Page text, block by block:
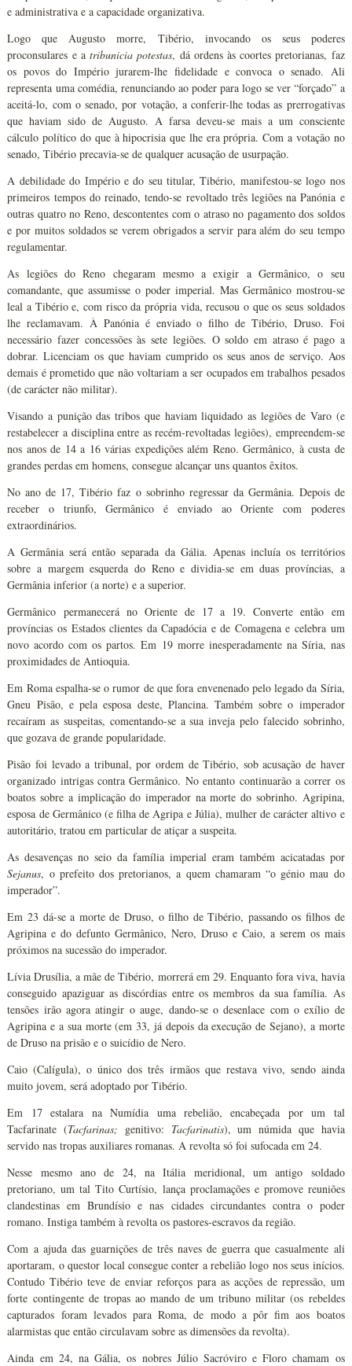
e administrativa e a capacidade organizativa.
Logo que Augusto morre, Tibério, invocando os seus poderes
proconsulares e atribunicia potestas, dá ordens às coortes pretorianas, faz
os povos do Império jurarem-lhe fidelidade e convoca o senado. Ali
representa uma comédia, renunciando ao poder para logo se ver “forçado” a
aceitá-lo, com o senado, por votação, a conferir-lhe todas as prerrogativas
que haviam sido de Augusto. A farsa deveu-se mais a um consciente
cálculo político do que à hipocrisia que lhe era própria. Com a votação no
senado, Tibério precavia-se de qualquer acusação de usurpação.
A debilidade do Império e do seu titular, Tibério, manifestou-se logo nos
primeiros tempos do reinado, tendo-se revoltado três legiões na Panónia e
outras quatro no Reno, descontentes com o atraso no pagamento dos soldos
e por muitos soldados se verem obrigados a servir para além do seu tempo
regulamentar.
As legiões do Reno chegaram mesmo a exigir a Germânico, o seu
comandante, que assumisse o poder imperial. Mas Germânico mostrou-se
leal a Tibério e, com risco da própria vida, recusou o que os seus soldados
lhe reclamavam. À Panónia é enviado o filho de Tibério, Druso. Foi
necessário fazer concessões às sete legiões. O soldo em atraso é pago a
dobrar. Licenciam os que haviam cumprido os seus anos de serviço. Aos
demais é prometido que não voltariam a ser ocupados em trabalhos pesados
(de carácter não militar).
Visando a punição das tribos que haviam liquidado as legiões de Varo (e
restabelecer a disciplina entre as recém-revoltadas legiões), empreendem-se
nos anos de 14 a 16 várias expedições além Reno. Germânico, à custa de
grandes perdas em homens, consegue alcançar uns quantos êxitos.
No ano de 17, Tibério faz o sobrinho regressar da Germânia. Depois de
receber o triunfo, Germânico é enviado ao Oriente com poderes
extraordinários.
A Germânia será então separada da Gália. Apenas incluía os territórios
sobre a margem esquerda do Reno e dividia-se em duas províncias, a
Germânia inferior (a norte) e a superior.
Germânico permanecerá no Oriente de 17 a 19. Converte então em
províncias os Estados clientes da Capadócia e de Comagena e celebra um
novo acordo com os partos. Em 19 morre inesperadamente na Síria, nas
proximidades de Antioquia.
Em Roma espalha-se o rumor de que fora envenenado pelo legado da Síria,
Gneu Pisão, e pela esposa deste, Plancina. Também sobre o imperador
recaíram as suspeitas, comentando-se a sua inveja pelo falecido sobrinho,
que gozava de grande popularidade.
Pisão foi levado a tribunal, por ordem de Tibério, sob acusação de haver
organizado intrigas contra Germânico. No entanto continuarão a correr os
boatos sobre a implicação do imperador na morte do sobrinho. Agripina,
esposa de Germânico (e filha de Agripa e Júlia), mulher de carácter altivo e
autoritário, tratou em particular de atiçar a suspeita.
As desavenças no seio da família imperial eram também acicatadas por
Sejanus, o prefeito dos pretorianos, a quem chamaram “o génio mau do
imperador”.
Em 23 dá-se a morte de Druso, o filho de Tibério, passando os filhos de
Agripina e do defunto Germânico, Nero, Druso e Caio, a serem os mais
próximos na sucessão do imperador.
Lívia Drusília, a mãe de Tibério, morrerá em 29. Enquanto fora viva, havia
conseguido apaziguar as discórdias entre os membros da sua família. As
tensões irão agora atingir o auge, dando-se o desenlace com o exílio de
Agripina e a sua morte (em 33, já depois da execução de Sejano), a morte
de Druso na prisão e o suicídio de Nero.
Caio (Calígula), o único dos três irmãos que restava vivo, sendo ainda
muito jovem, será adoptado por Tibério.
Em 17 estalara na Numídia uma rebelião, encabeçada por um tal
Tacfarinate (Tacfarinas; genitivo: Tacfarinatis), um númida que havia
servido nas tropas auxiliares romanas. A revolta só foi sufocada em 24.
Nesse mesmo ano de 24, na Itália meridional, um antigo soldado
pretoriano, um tal Tito Curtísio, lança proclamações e promove reuniões
clandestinas em Brundísio e nas cidades circundantes contra o poder
romano. Instiga também à revolta os pastores-escravos da região.
Com a ajuda das guarnições de três naves de guerra que casualmente ali
aportaram, o questor local consegue conter a rebelião logo nos seus inícios.
Contudo Tibério teve de enviar reforços para as acções de repressão, um
forte contingente de tropas ao mando de um tribuno militar (os rebeldes
capturados foram levados para Roma, de modo a pôr fim aos boatos
alarmistas que então circulavam sobre as dimensões da revolta).
Ainda em 24, na Gália, os nobres Júlio Sacróviro e Floro chamam os